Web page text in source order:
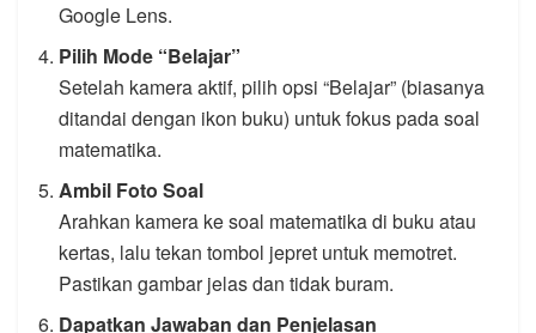
Google Lens.
Pilih Mode “Belajar”
Setelah kamera aktif, pilih opsi “Belajar” (biasanya
ditandai dengan ikon buku) untuk fokus pada soal
matematika.
Ambil Foto Soal
Arahkan kamera ke soal matematika di buku atau
kertas, lalu tekan tombol jepret untuk memotret.
Pastikan gambar jelas dan tidak buram.
Dapatkan Jawaban dan Penjelasan